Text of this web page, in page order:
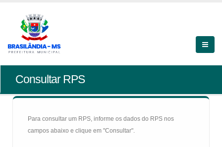
Consultar RPS
Para consultar um RPS, informe os dados do RPS nos
campos abaixo e clique em "Consultar".